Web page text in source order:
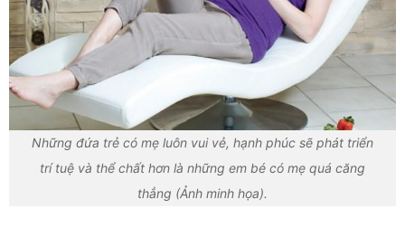
Những đứa trẻ có mẹ luôn vui vẻ, hạnh phúc sẽ phát triển
trí tuệ và thể chất hơn là những em bé có mẹ quá căng
thẳng (Ảnh minh họa).